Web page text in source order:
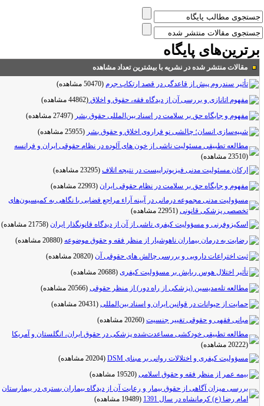
پایگاه
مقالات منتشر شده در نشریه با بیشترین تعداد مشاهده
تأثیر سندروم پیش از قاعدگی در قصد ارتکاب جرم (50470 مشاهده)
مفهوم اتانازی و بررسی آن از دیدگاه فقه، حقوق و اخلاق(44862 مشاهده)
مفهوم و جایگاه حق بر سلامت در اسناد بین‌المللی حقوق بشر (27497 مشاهده)
شبیه‌سازی انسان؛ چالشی نو فراروی اخلاق و حقوق بشر (25955 مشاهده)
مطالعه تطبیقی مسئولیت ناشی از خون های آلوده در نظام حقوقی ایران و فرانسه
(23510 مشاهده)
ارکان مسئولیت مدنی فیزیوتراپیست در نتیجه اتلاف (23295 مشاهده)
مفهوم و جایگاه حق بر سلامت در نظام حقوقی ایران (22993 مشاهده)
مسؤولیت مدنی مجموعه درمانی در آیینه آراء مراجع قضایی با نگاهی به کمیسیون‌های
تخصصی پزشکی قانونی (22951 مشاهده)
اسکیزوفرنی و مسؤولیت کیفری ناشی از آن از دیدگاه قانونگذار ایران (21758 مشاهده)
رضایت به درمان بیماران ناهوشیار از منظر فقه و حقوق موضوعه (20880 مشاهده)
ثبت اختراعات دارویی و بررسی چالش های حقوقی آن (20820 مشاهده)
تأثیر اختلال هوس ربایش بر مسؤولیت کیفری (20688 مشاهده)
مطالعه تله‌مدیسین (پزشکی از راه دور) از منظر حقوقی (20566 مشاهده)
حمایت از حیوانات در قوانین ایران و اسناد بین‌المللی (20431 مشاهده)
مبانی فقهی و حقوقی تغییر جنسیت (20260 مشاهده)
مطالعه تطبیقی خودکشی مساعدت‌شده پزشکی در حقوق ایران، انگلستان و آمریکا
(20222 مشاهده)
مسؤولیت کیفری و اختلالات روانی بر مبنای DSM
(20204 مشاهده)
بیمه عمر از منظر فقه و حقوق اسلامی (19520 مشاهده)
بررسی میزان آگاهی از حقوق بیمار و رعایت آن از دیدگاه بیماران بستری در بیمارستان
امام رضا (ع) کرمانشاه در سال 1391
(19489 مشاهده)